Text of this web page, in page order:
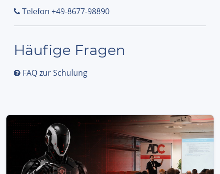
Telefon +49-8677-98890
Häufige Fragen
FAQ zur Schulung